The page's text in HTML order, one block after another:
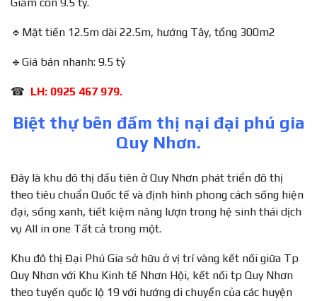
🔹 Mặt tiền 12.5m dài 22.5m, hướng Tây, tổng 300m2
🔹 Giá bán nhanh: 9.5 tỷ
☎ LH: 0925 467 979.
Biệt thự bên đầm thị nại đại phú gia
Quy Nhơn.
Đây là khu đô thị đầu tiên ở Quy Nhơn phát triển đô thị
theo tiêu chuẩn Quốc tế và định hình phong cách sống hiện
đại, sống xanh, tiết kiệm năng lượn trong hệ sinh thái dịch
vụ All in one Tất cả trong một.
Khu đô thị Đại Phú Gia sở hữu ở vị trí vàng kết nối giữa Tp
Quy Nhơn với Khu Kinh tế Nhơn Hội, kết nối tp Quy Nhơn
theo tuyến quốc lộ 19 với hướng di chuyển của các huyện